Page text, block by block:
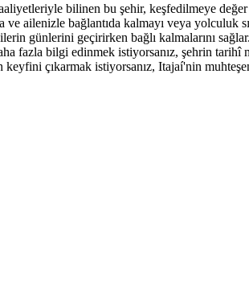
bilinen bu şehir, keşfedilmeye
ailenizle bağlantıda kalmayı veya yolculuk
günlerini geçirirken bağlı kalmalarını
fazla bilgi edinmek istiyorsanız, şehrin
çıkarmak istiyorsanız, Itajaí'nin